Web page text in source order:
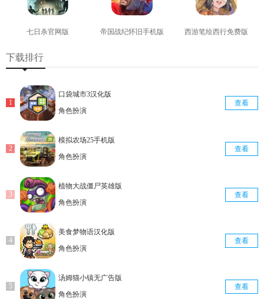
七日杀官网版 帝国战纪怀旧手机版 西游笔绘西行免费版
下载排行
口袋城市3汉化版
角色扮演
查看
模拟农场25手机版
角色扮演
查看
植物大战僵尸英雄版
角色扮演
查看
美食梦物语汉化版
角色扮演
查看
汤姆猫小镇无广告版
角色扮演
查看